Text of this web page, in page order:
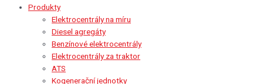
Produkty
Elektrocentrály na míru
Diesel agregáty
Benzínové elektrocentrály
Elektrocentrály za traktor
ATS
Kogenerační jednotky